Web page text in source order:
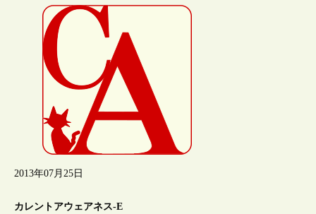
2013年07月25日
カレントアウェアネス-E